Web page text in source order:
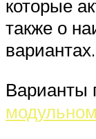
которые
также о
вариантах.
Варианты